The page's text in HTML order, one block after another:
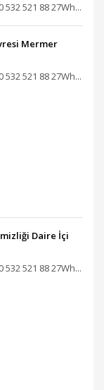
521 88 27Wh...
Mermer
521 88 27Wh...
Daire İçi
521 88 27Wh...